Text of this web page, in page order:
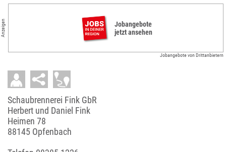
Anzeigen
Jobangebote
jetzt ansehen
Jobangebote von Drittanbietern
Schaubrennerei Fink GbR
Herbert und Daniel Fink
Heimen 78
88145 Opfenbach